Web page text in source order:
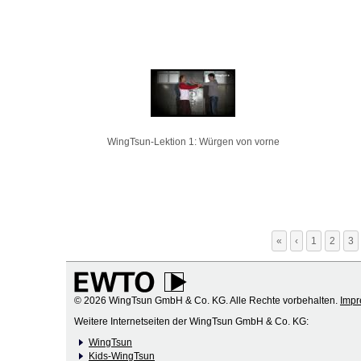
WingTsun-Lektion 1: Würgen von vorne
« ‹ 1 2 3
© 2026 WingTsun GmbH & Co. KG. Alle Rechte vorbehalten.
Weitere Internetseiten der WingTsun GmbH & Co. KG:
WingTsun
Kids-WingTsun